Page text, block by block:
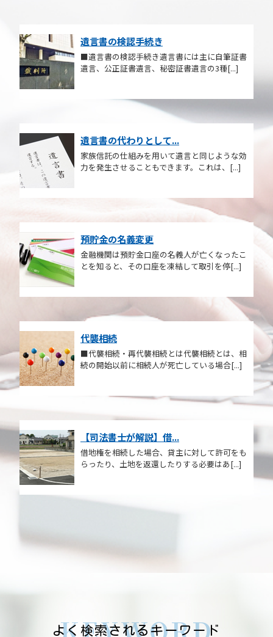
遺言書の検認手続き
■遺言書の検認手続き遺言書には主に自筆証書
遺言、公正証書遺言、秘密証書遺言の3種[...]
遺言書の代わりとして...
家族信託の仕組みを用いて遺言と同じような効
力を発生させることもできます。これは、[...]
預貯金の名義変更
金融機関は預貯金口座の名義人が亡くなったこ
とを知ると、その口座を凍結して取引を停[...]
代襲相続
■代襲相続・再代襲相続とは代襲相続とは、相
続の開始以前に相続人が死亡している場合[...]
【司法書士が解説】借...
借地権を相続した場合、貸主に対して許可をも
らったり、土地を返還したりする必要はあ[...]
KEYWORD
よく検索されるキーワード